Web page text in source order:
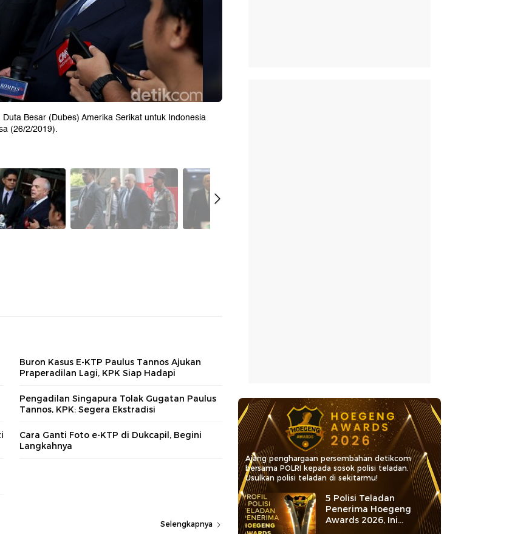
Besar (Dubes) Amerika Serikat untuk Indonesia
(26/2/2019).
Buron Kasus E-KTP Paulus Tannos Ajukan
Praperadilan Lagi, KPK Siap Hadapi
Pengadilan Singapura Tolak Gugatan Paulus
Tannos, KPK: Segera Ekstradisi
Cara Ganti Foto e-KTP di Dukcapil, Begini
Langkahnya
Selengkapnya
Ajang penghargaan persembahan detikcom
bersama POLRI kepada sosok polisi teladan.
Usulkan polisi teladan di sekitarmu!
5 Polisi Teladan
Penerima Hoegeng
Awards 2026, Ini
Kategori dan Kiprahnya